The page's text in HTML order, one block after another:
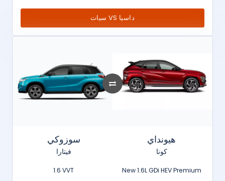
سيات VS داسيا
سوزوكي
فيتارا
1.6 VVT
هيونداي
كونا
New 1.6L GDi HEV Premium